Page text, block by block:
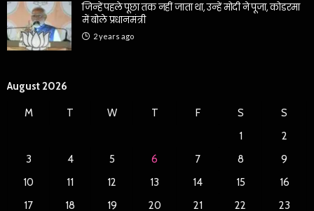
जिन्हें पहले पूछा तक नहीं जाता था, उन्हें मोदी ने पूजा, कोडरमा
में बोले प्रधानमंत्री
2 years ago
August 2026
M T W T F S
S
1
2
3
4 5 6 7 8
9
10
11 12 13 14 15
16
17
18 19 20 21 22 23